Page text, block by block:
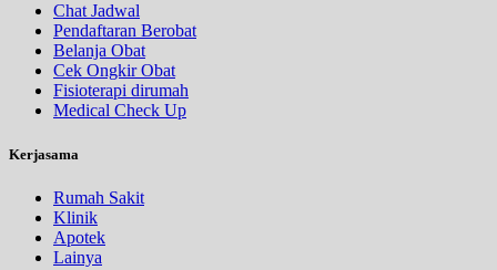
Chat Jadwal
Pendaftaran Berobat
Belanja Obat
Cek Ongkir Obat
Fisioterapi dirumah
Medical Check Up
Kerjasama
Rumah Sakit
Klinik
Apotek
Lainya